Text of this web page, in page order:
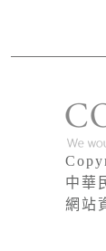
版
中華
網站